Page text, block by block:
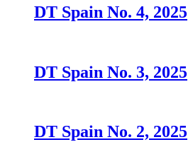
DT Spain No. 4, 2025
DT Spain No. 3, 2025
DT Spain No. 2, 2025